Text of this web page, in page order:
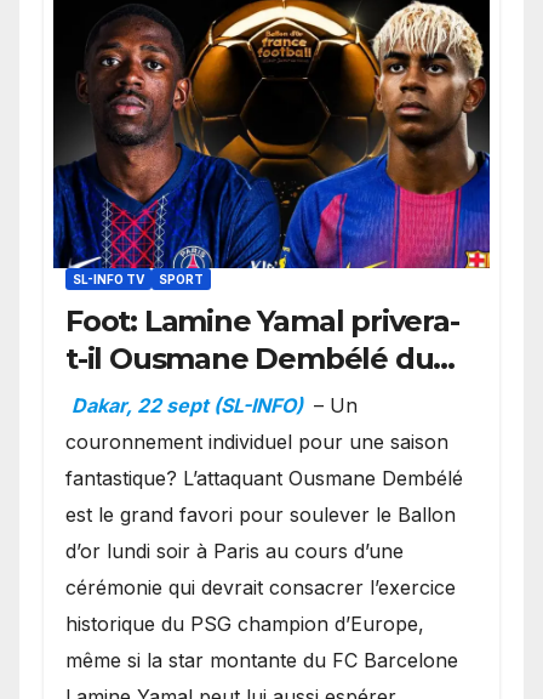
SL-INFO TV SPORT
Foot: Lamine Yamal privera-
t-il Ousmane Dembélé du
Ballon d’or ?
Dakar, 22 sept (SL-INFO) – Un
couronnement individuel pour une saison
fantastique? L’attaquant Ousmane Dembélé
est le grand favori pour soulever le Ballon
d’or lundi soir à Paris au cours d’une
cérémonie qui devrait consacrer l’exercice
historique du PSG champion d’Europe,
même si la star montante du FC Barcelone